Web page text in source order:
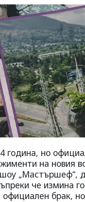
година, но
на новия
„Мастършеф“,
че измина
брак,